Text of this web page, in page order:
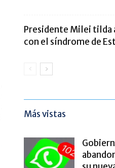
Presidente Milei tilda
con el síndrome de
Más vistas